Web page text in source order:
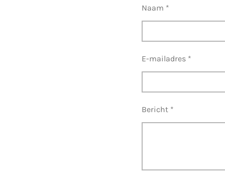
Naam *
E-mailadres *
Bericht *